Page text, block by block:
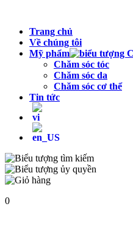
Trang chủ
Về chúng tôi
Mỹ phẩm
Chăm sóc tóc
Chăm sóc da
Chăm sóc cơ thể
Tin tức
0